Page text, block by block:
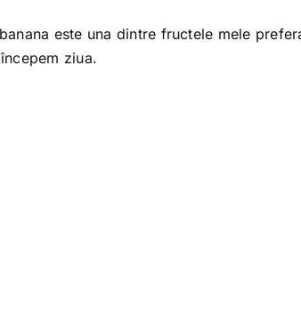
este una dintre fructele mele
ziua.